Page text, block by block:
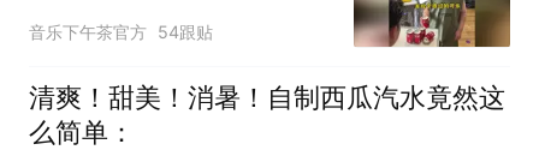
己
音乐下午茶官方 54跟贴
清爽！甜美！消暑！自制西瓜汽水竟然这
么简单：